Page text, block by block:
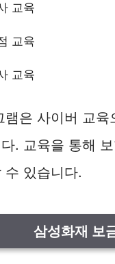
교육
교육
교육
램은 사이버 교
. 교육을 통해
수 있습니다.
삼성화재 보